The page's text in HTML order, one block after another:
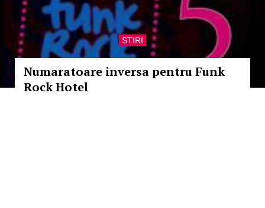
STIRI
Numaratoare inversa pentru Funk
Rock Hotel